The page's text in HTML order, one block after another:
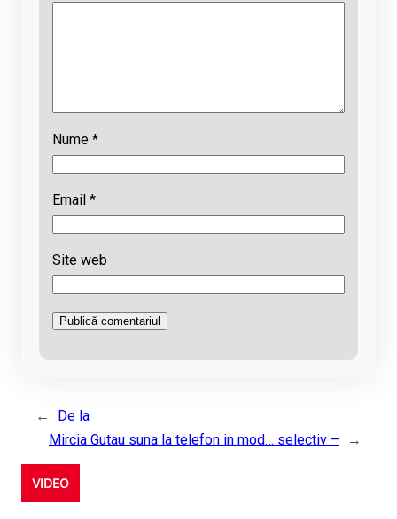
Nume *
Email *
Site web
←
De la
Mircia Gutau suna la telefon in mod… selectiv –
→
VIDEO